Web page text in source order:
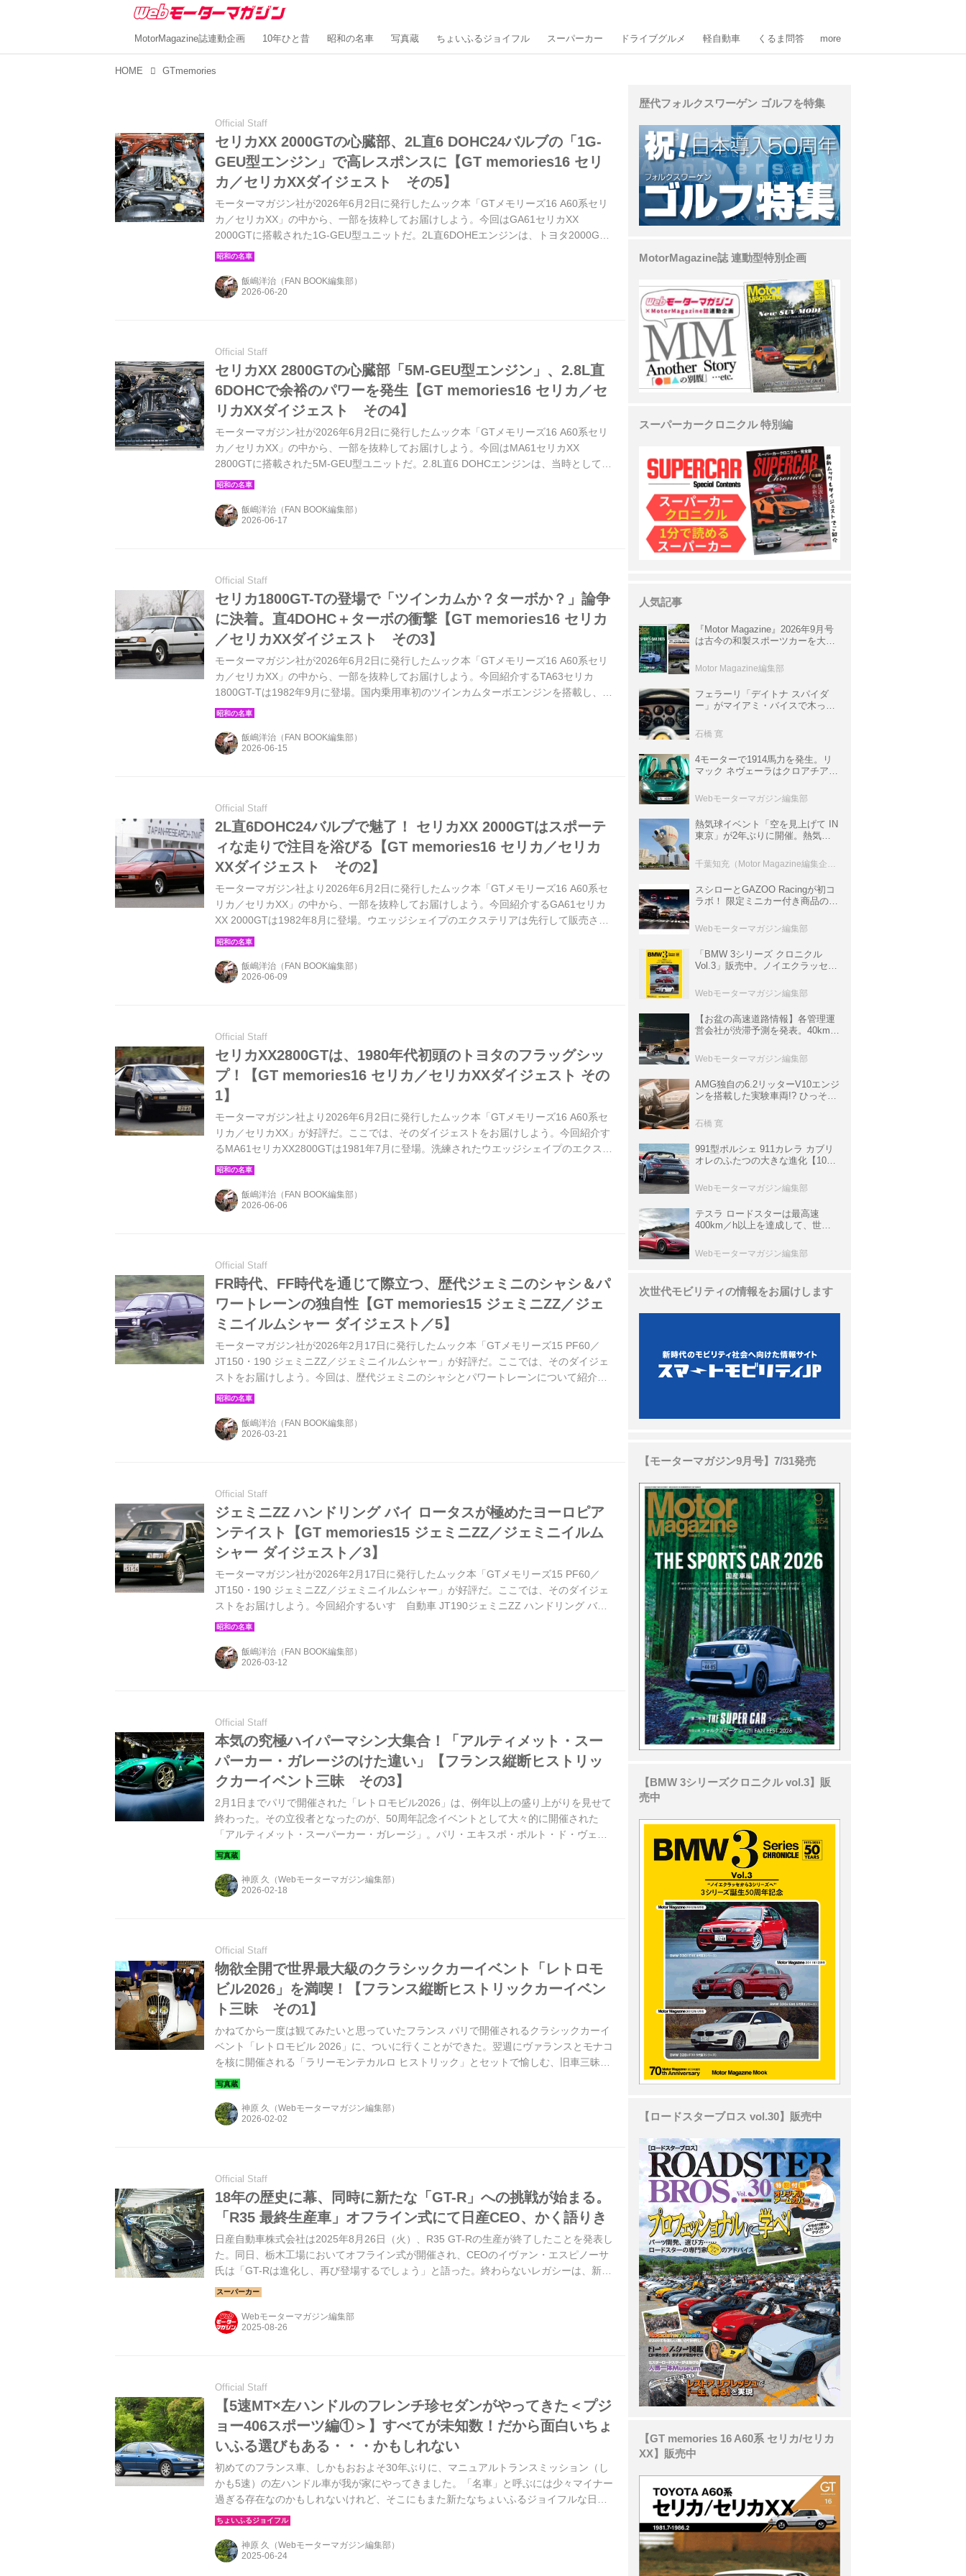
MotorMagazine誌連動企画 10年ひと昔 昭和の名車 写真蔵 ちょいふるジョイフル スーパーカー ドライブグルメ 軽自動車 くるま問答 more
HOME GTmemories
Official Staff
セリカXX 2000GTの心臓部、2L直6 DOHC24バルブの「1G-
GEU型エンジン」で高レスポンスに【GT memories16 セリ
カ／セリカXXダイジェスト その5】
モーターマガジン社が2026年6月2日に発行したムック本「GTメモリーズ16 A60系セリ
カ／セリカXX」の中から、一部を抜粋してお届けしよう。今回はGA61セリカXX
2000GTに搭載された1G-GEU型ユニットだ。2L直6DOHEエンジンは、トヨタ2000GT
以来。しかも、このときは24バルブというハイメカニズムを与えられての登場で、当時
飯嶋洋治（FAN BOOK編集部）
Official Staff
セリカXX 2800GTの心臓部「5M-GEU型エンジン」、2.8L直
6DOHCで余裕のパワーを発生【GT memories16 セリカ／セ
リカXXダイジェスト その4】
モーターマガジン社が2026年6月2日に発行したムック本「GTメモリーズ16 A60系セリ
カ／セリカXX」の中から、一部を抜粋してお届けしよう。今回はMA61セリカXX
2800GTに搭載された5M-GEU型ユニットだ。2.8L直6 DOHCエンジンは、当時としては
大排気量＆最先端。最高出力170psでセリカXXを力強く引っ張った。
飯嶋洋治（FAN BOOK編集部）
Official Staff
セリカ1800GT-Tの登場で「ツインカムか？ターボか？」論争
に決着。直4DOHC＋ターボの衝撃【GT memories16 セリカ
／セリカXXダイジェスト その3】
モーターマガジン社が2026年6月2日に発行したムック本「GTメモリーズ16 A60系セリ
カ／セリカXX」の中から、一部を抜粋してお届けしよう。今回紹介するTA63セリカ
1800GT-Tは1982年9月に登場。国内乗用車初のツインカムターボエンジンを搭載し、
「ツインカムか？ターボか？」というハイパワー論争に決着をつけたハイパフォーマン
飯嶋洋治（FAN BOOK編集部）
Official Staff
2L直6DOHC24バルブで魅了！ セリカXX 2000GTはスポーテ
ィな走りで注目を浴びる【GT memories16 セリカ／セリカ
XXダイジェスト その2】
モーターマガジン社より2026年6月2日に発行したムック本「GTメモリーズ16 A60系セ
リカ／セリカXX」の中から、一部を抜粋してお届けしよう。今回紹介するGA61セリカ
XX 2000GTは1982年8月に登場。ウエッジシェイプのエクステリアは先行して販売され
た2800GTと同一だが、エンジンに新開発1G-GEU型2L直6DOHC24バルブを搭載。新時
飯嶋洋治（FAN BOOK編集部）
Official Staff
セリカXX2800GTは、1980年代初頭のトヨタのフラッグシッ
プ！【GT memories16 セリカ／セリカXXダイジェスト その
1】
モーターマガジン社より2026年6月2日に発行したムック本「GTメモリーズ16 A60系セ
リカ／セリカXX」が好評だ。ここでは、そのダイジェストをお届けしよう。今回紹介す
るMA61セリカXX2800GTは1981年7月に登場。洗練されたウエッジシェイプのエクステ
リアと、その心臓部に5M-GEU型2.8L直6DOHCを搭載し、セリカXXのフラッグシップと
飯嶋洋治（FAN BOOK編集部）
Official Staff
FR時代、FF時代を通じて際立つ、歴代ジェミニのシャシ＆パ
ワートレーンの独自性【GT memories15 ジェミニZZ／ジェ
ミニイルムシャー ダイジェスト／5】
モーターマガジン社が2026年2月17日に発行したムック本「GTメモリーズ15 PF60／
JT150・190 ジェミニZZ／ジェミニイルムシャー」が好評だ。ここでは、そのダイジェ
ストをお届けしよう。今回は、歴代ジェミニのシャシとパワートレーンについて紹介す
る。FR時代のダブルウイッシュボーンとクロスレシオMT、FF時代の名門チューナーに
ている。飯嶋洋治（FAN BOOK編集部）
Official Staff
ジェミニZZ ハンドリング バイ ロータスが極めたヨーロピア
ンテイスト【GT memories15 ジェミニZZ／ジェミニイルム
シャー ダイジェスト／3】
モーターマガジン社が2026年2月17日に発行したムック本「GTメモリーズ15 PF60／
JT150・190 ジェミニZZ／ジェミニイルムシャー」が好評だ。ここでは、そのダイジェ
ストをお届けしよう。今回紹介するいすゞ自動車 JT190ジェミニZZ ハンドリング バイ
ロータスは1988年3月に登場。新開発1.6L直4DOHC16バルブエンジンを搭載。ロータス
飯嶋洋治（FAN BOOK編集部）
Official Staff
本気の究極ハイパーマシン大集合！「アルティメット・スー
パーカー・ガレージのけた違い」【フランス縦断ヒストリッ
クカーイベント三昧 その3】
2月1日までパリで開催された「レトロモビル2026」は、例年以上の盛り上がりを見せて
終わった。その立役者となったのが、50周年記念イベントとして大々的に開催された
「アルティメット・スーパーカー・ガレージ」。パリ・エキスポ・ポルト・ド・ヴェル
サイユ展示センターのパビリオン4にかつてない規模の「スーパーカー＆ハイパーカー」
神原 久（Webモーターマガジン編集部）
Official Staff
物欲全開で世界最大級のクラシックカーイベント「レトロモ
ビル2026」を満喫！【フランス縦断ヒストリックカーイベン
ト三昧 その1】
かねてから一度は観てみたいと思っていたフランス パリで開催されるクラシックカーイ
ベント「レトロモビル 2026」に、ついに行くことができた。翌週にヴァランスとモナコ
を核に開催される「ラリーモンテカルロ ヒストリック」とセットで愉しむ、旧車三昧の
プライベートツアー。その醍醐味を、のんきにお伝えする。（タイトル写真：展示用に
神原 久（Webモーターマガジン編集部）
Official Staff
18年の歴史に幕、同時に新たな「GT-R」への挑戦が始まる。
「R35 最終生産車」オフライン式にて日産CEO、かく語りき
日産自動車株式会社は2025年8月26日（火）、R35 GT-Rの生産が終了したことを発表し
た。同日、栃木工場においてオフライン式が開催され、CEOのイヴァン・エスピノーサ
氏は「GT-Rは進化し、再び登場するでしょう」と語った。終わらないレガシーは、新し
い時代へと確かに引き継がれていく。
Webモーターマガジン編集部
Official Staff
【5速MT×左ハンドルのフレンチ珍セダンがやってきた＜プジ
ョー406スポーツ編①＞】すべてが未知数！だから面白いちょ
いふる選びもある・・・かもしれない
初めてのフランス車、しかもおおよそ30年ぶりに、マニュアルトランスミッション（し
かも5速）の左ハンドル車が我が家にやってきました。「名車」と呼ぶには少々マイナー
過ぎる存在なのかもしれないけれど、そこにもまた新たなちょいふるジョイフルな日々
が待っている予感があります。お迎えしたのは「プジョー 406 スポーツ」・・・はい！
神原 久（Webモーターマガジン編集部）
歴代フォルクスワーゲン ゴルフを特集
MotorMagazine誌 連動型特別企画
スーパーカークロニクル 特別編
人気記事
『Motor Magazine』2026年9月号
は古今の和製スポーツカーを大特
情報も満載
Motor Magazine編集部
フェラーリ「デイトナ スパイダ
ー」がマイアミ・バイスで木っ端
サ」に化けた理由
石橋 寛
4モーターで1914馬力を発生。リ
マック ネヴェーラはクロアチア発
ロニクル・完全版／115】
Webモーターマガジン編集部
熱気球イベント「空を見上げて IN
東京」が2年ぶりに開催。熱気球
室などのコンテンツも
スシローとGAZOO Racingが初コ
ラボ！ 限定ミニカー付き商品の
ト体験があたる抽選企画などを展
開
Webモーターマガジン編集部
「BMW 3シリーズ クロニクル
Vol.3」販売中。ノイエクラッセか
ムック
Webモーターマガジン編集部
【お盆の高速道路情報】各管理運
営会社が渋滞予測を発表。40km以
数ある
Webモーターマガジン編集部
AMG独自の6.2リッターV10エンジ
ンを搭載した実験車両!? ひっそり
P900 プロトタイプ」とは
石橋 寛
991型ポルシェ 911カレラ カブリ
オレのふたつの大きな進化【10年
Webモーターマガジン編集部
テスラ ロードスターは最高速
400km／h以上を達成して、世界
ーカークロニクル・完全版／
113】
Webモーターマガジン編集部
次世代モビリティの情報をお届けします
【モーターマガジン9月号】7/31発売
【BMW 3シリーズクロニクル vol.3】販
売中
【ロードスターブロス vol.30】販売中
【GT memories 16 A60系 セリカ/セリカ
XX】販売中